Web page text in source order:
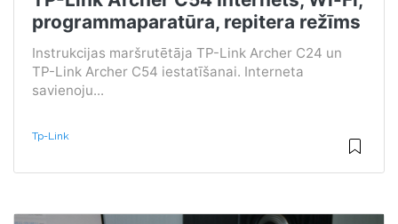
programmaparatūra, repitera režīms
Instrukcijas maršrutētāja TP-Link Archer C24 un
TP-Link Archer C54 iestatīšanai. Interneta
savienoju...
Tp-Link